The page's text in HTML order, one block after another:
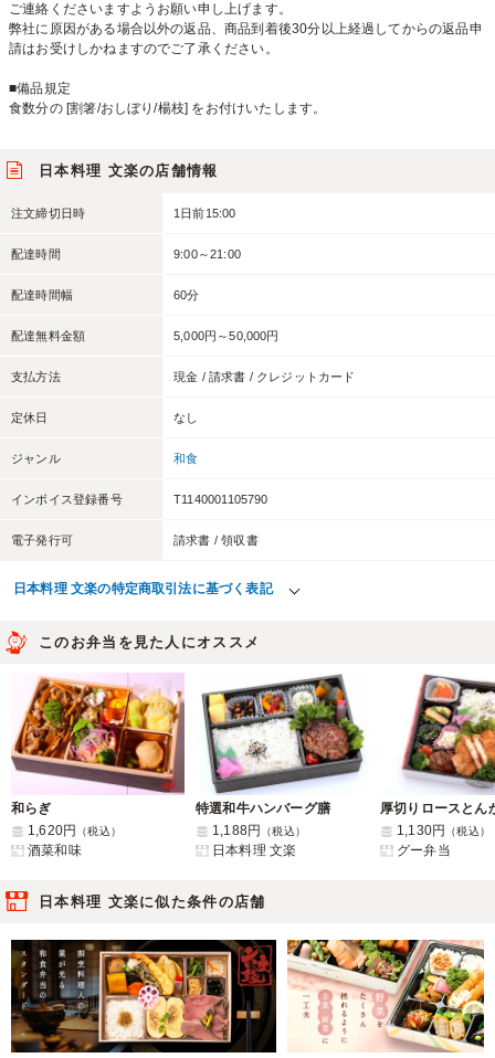
ご連絡くださいますようお願い申し上げます。
弊社に原因がある場合以外の返品、商品到着後30分以上経過してからの返品申
請はお受けしかねますのでご了承ください。
■備品規定
食数分の [割箸/おしぼり/楊枝] をお付けいたします。
日本料理 文楽の店舗情報
注文締切日時 1日前15:00
配達時間 9:00～21:00
配達時間幅 60分
配達無料金額 5,000円～50,000円
支払方法 現金 / 請求書 / クレジットカード
定休日 なし
ジャンル 和食
インボイス登録番号 T1140001105790
電子発行可 請求書 / 領収書
日本料理 文楽の特定商取引法に基づく表記
このお弁当を見た人にオススメ
和らぎ
1,620円
（税込）
酒菜和味
特選和牛ハンバーグ膳
1,188円
（税込）
日本料理 文楽
1,130円 （税込）
グー弁当
日本料理 文楽に似た条件の店舗